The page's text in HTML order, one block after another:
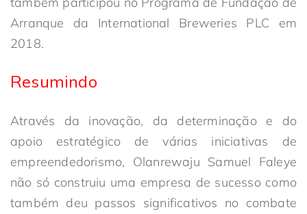
Arranque da International Breweries PLC em
2018.
Resumindo
Através da inovação, da determinação e do
apoio estratégico de várias iniciativas de
empreendedorismo, Olanrewaju Samuel Faleye
não só construiu uma empresa de sucesso como
também deu passos significativos no combate